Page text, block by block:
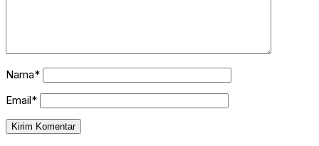
Nama*
Email*